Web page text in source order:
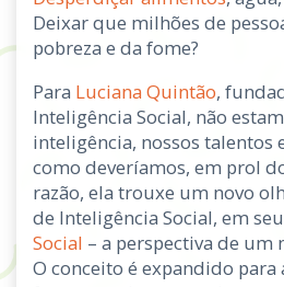
Deixar que milhões de
pobreza e da fome?
Para Luciana Quintão,
Inteligência Social, não
inteligência, nossos talentos
como deveríamos, em prol
razão, ela trouxe um novo
de Inteligência Social, em seu
Social – a perspectiva de um
O conceito é expandido para